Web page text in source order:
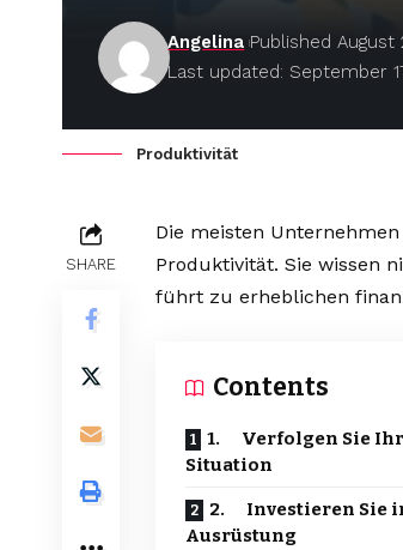
Last updated: September
Angelina Published August
Produktivität
SHARE
Die meisten
Produktivität. Sie wissen
führt zu erheblichen
Contents
1. Verfolgen Sie
Situation
2. Investieren Sie
Ausrüstung